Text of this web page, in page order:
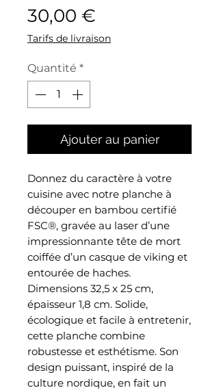
30,00 €
Tarifs de livraison
Quantité *
Ajouter au panier
Donnez du caractère à votre
cuisine avec notre planche à
découper en bambou certifié
FSC®, gravée au laser d’une
impressionnante tête de mort
coiffée d’un casque de viking et
entourée de haches.
Dimensions 32,5 x 25 cm,
épaisseur 1,8 cm. Solide,
écologique et facile à entretenir,
cette planche combine
robustesse et esthétisme. Son
design puissant, inspiré de la
culture nordique, en fait un